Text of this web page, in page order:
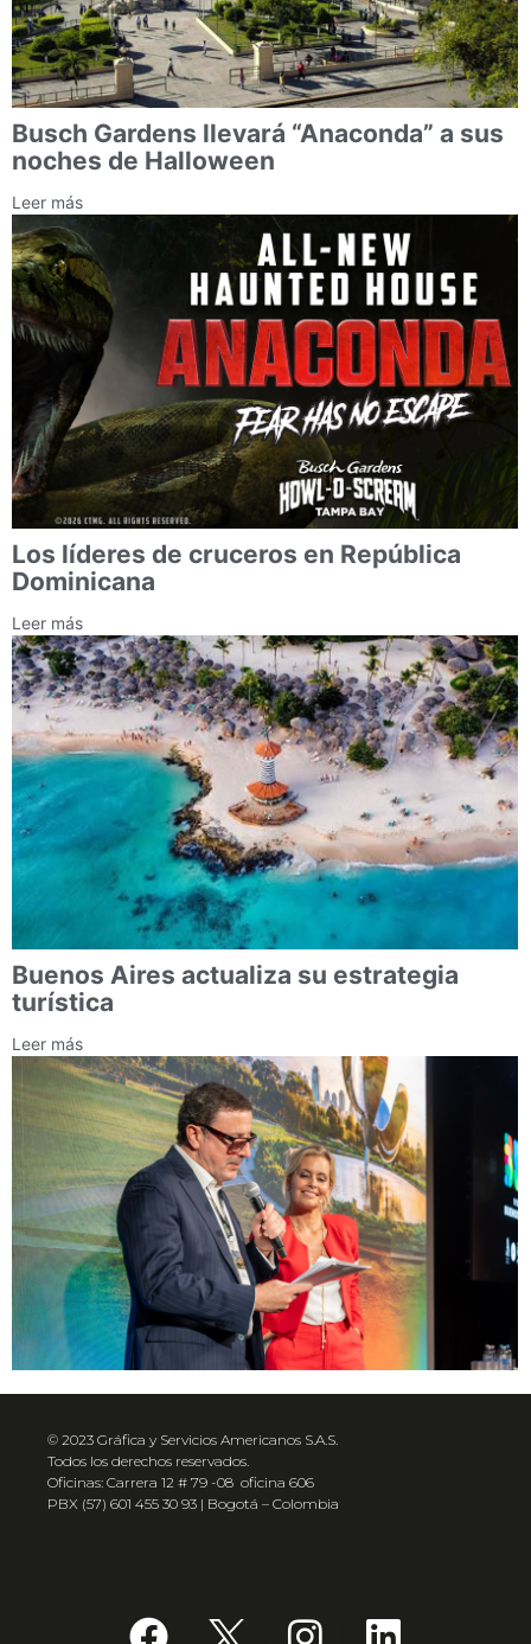
Busch Gardens llevará “Anaconda” a sus
noches de Halloween
Leer más
Los líderes de cruceros en República
Dominicana
Leer más
Buenos Aires actualiza su estrategia
turística
Leer más
© 2023 Gráfica y Servicios Americanos S.A.S.
Todos los derechos reservados.
Oficinas: Carrera 12 # 79 -08 oficina 606
PBX (57) 601 455 30 93 | Bogotá – Colombia